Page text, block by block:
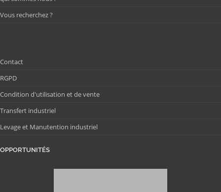
Vous recherchez ?
Contact
RGPD
Condition d'utilisation et de vente
Transfert industriel
Levage et Manutention industriel
OPPORTUNITÉS